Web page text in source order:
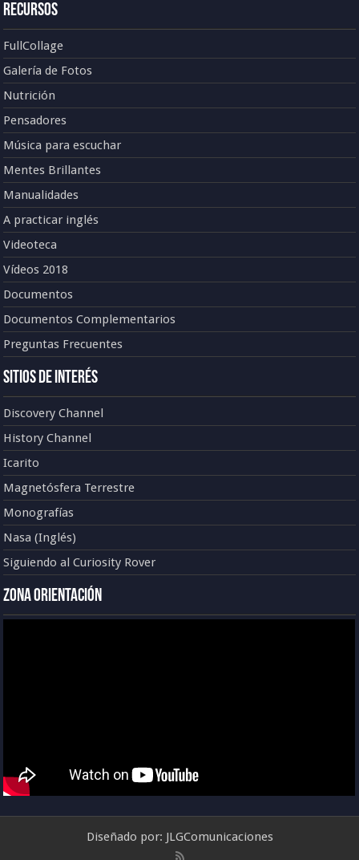
Recursos
FullCollage
Galería de Fotos
Nutrición
Pensadores
Música para escuchar
Mentes Brillantes
Manualidades
A practicar inglés
Videoteca
Vídeos 2018
Documentos
Documentos Complementarios
Preguntas Frecuentes
Sitios de Interés
Discovery Channel
History Channel
Icarito
Magnetósfera Terrestre
Monografías
Nasa (Inglés)
Siguiendo al Curiosity Rover
Zona Orientación
Diseñado por: JLGComunicaciones